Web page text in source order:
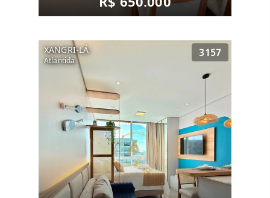
XANGRI-LÁ
Atlantida
3157